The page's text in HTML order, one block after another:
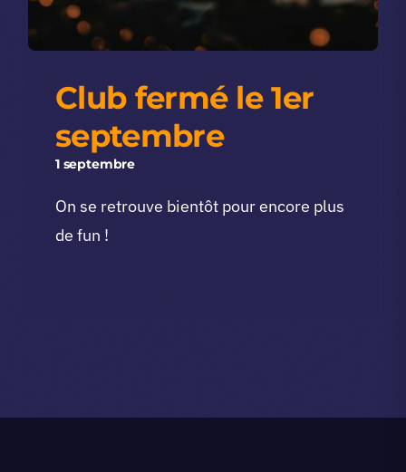
Club fermé le 1er
septembre
1 septembre
On se retrouve bientôt pour encore plus
de fun !